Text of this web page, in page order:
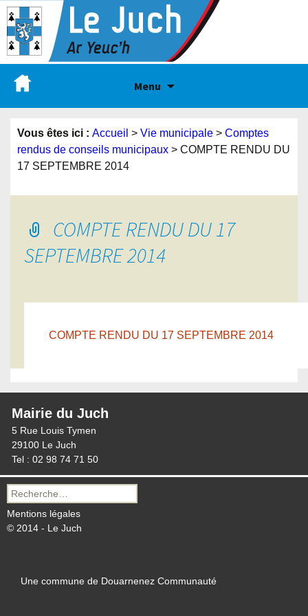
Menu
Vous êtes ici : Accueil > Vie municipale > Comptes
rendus de conseils municipaux > COMPTE RENDU DU
17 SEPTEMBRE 2014
COMPTE RENDU DU 17
SEPTEMBRE 2014
COMPTE RENDU DU 17 SEPTEMBRE 2014
Mairie du Juch
5 Rue Louis Tymen
29100 Le Juch
Tel : 02 98 74 71 50
Recherche
pour :
Mentions légales
© 2014 - Le Juch
Une commune de Douarnenez Communauté